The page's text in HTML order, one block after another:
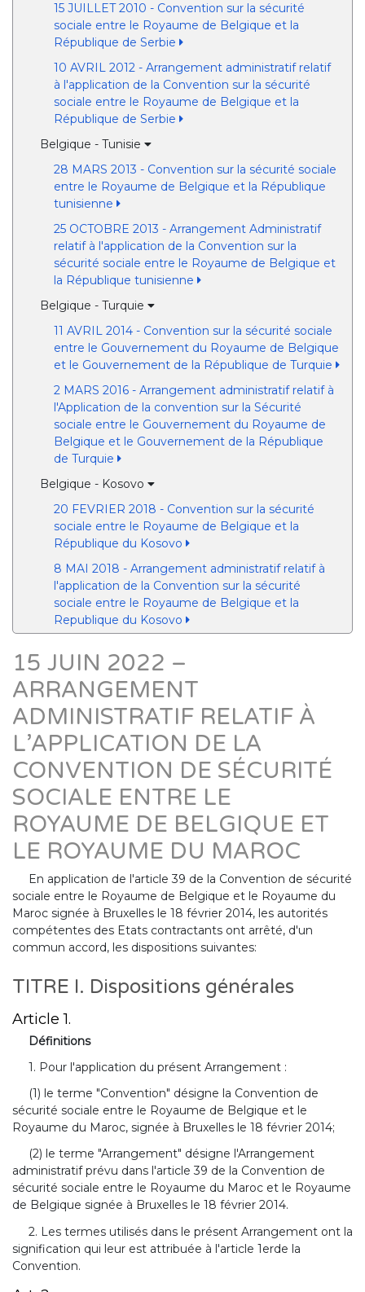
15 JUILLET 2010 - Convention sur la sécurité
sociale entre le Royaume de Belgique et la
République de Serbie
10 AVRIL 2012 - Arrangement administratif relatif
à l'application de la Convention sur la sécurité
sociale entre le Royaume de Belgique et la
République de Serbie
Belgique - Tunisie
28 MARS 2013 - Convention sur la sécurité sociale
entre le Royaume de Belgique et la République
tunisienne
25 OCTOBRE 2013 - Arrangement Administratif
relatif à l'application de la Convention sur la
sécurité sociale entre le Royaume de Belgique et
la République tunisienne
Belgique - Turquie
11 AVRIL 2014 - Convention sur la sécurité sociale
entre le Gouvernement du Royaume de Belgique
et le Gouvernement de la République de Turquie
2 MARS 2016 - Arrangement administratif relatif à
l'Application de la convention sur la Sécurité
sociale entre le Gouvernement du Royaume de
Belgique et le Gouvernement de la République
de Turquie
Belgique - Kosovo
20 FEVRIER 2018 - Convention sur la sécurité
sociale entre le Royaume de Belgique et la
République du Kosovo
8 MAI 2018 - Arrangement administratif relatif à
l'application de la Convention sur la sécurité
sociale entre le Royaume de Belgique et la
Republique du Kosovo
15 JUIN 2022 –
ARRANGEMENT
ADMINISTRATIF RELATIF À
L’APPLICATION DE LA
CONVENTION DE SÉCURITÉ
SOCIALE ENTRE LE
ROYAUME DE BELGIQUE ET
LE ROYAUME DU MAROC
En application de l'article 39 de la Convention de sécurité
sociale entre le Royaume de Belgique et le Royaume du
Maroc signée à Bruxelles le 18 février 2014, les autorités
compétentes des Etats contractants ont arrêté, d'un
commun accord, les dispositions suivantes:
TITRE I. Dispositions générales
Article 1.
Définitions
1. Pour l'application du présent Arrangement :
(1) le terme "Convention" désigne la Convention de
sécurité sociale entre le Royaume de Belgique et le
Royaume du Maroc, signée à Bruxelles le 18 février 2014;
(2) le terme "Arrangement" désigne l'Arrangement
administratif prévu dans l'article 39 de la Convention de
sécurité sociale entre le Royaume du Maroc et le Royaume
de Belgique signée à Bruxelles le 18 février 2014.
2. Les termes utilisés dans le présent Arrangement ont la
signification qui leur est attribuée à l'article 1erde la
Convention.